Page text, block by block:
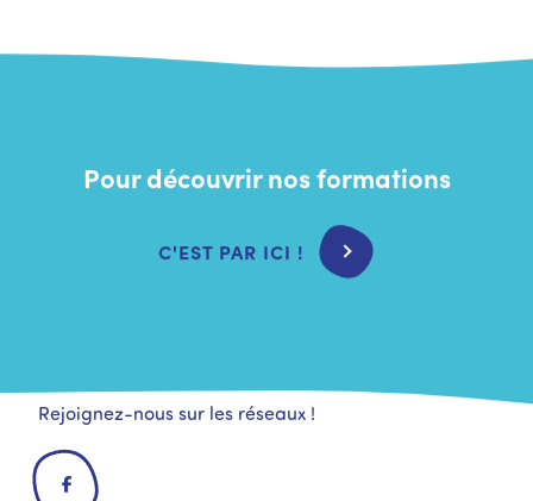
Pour découvrir nos formations
C'EST PAR ICI !
L'institut
Thérapeutes
Agenda
Contact
Rejoignez-nous sur les réseaux !